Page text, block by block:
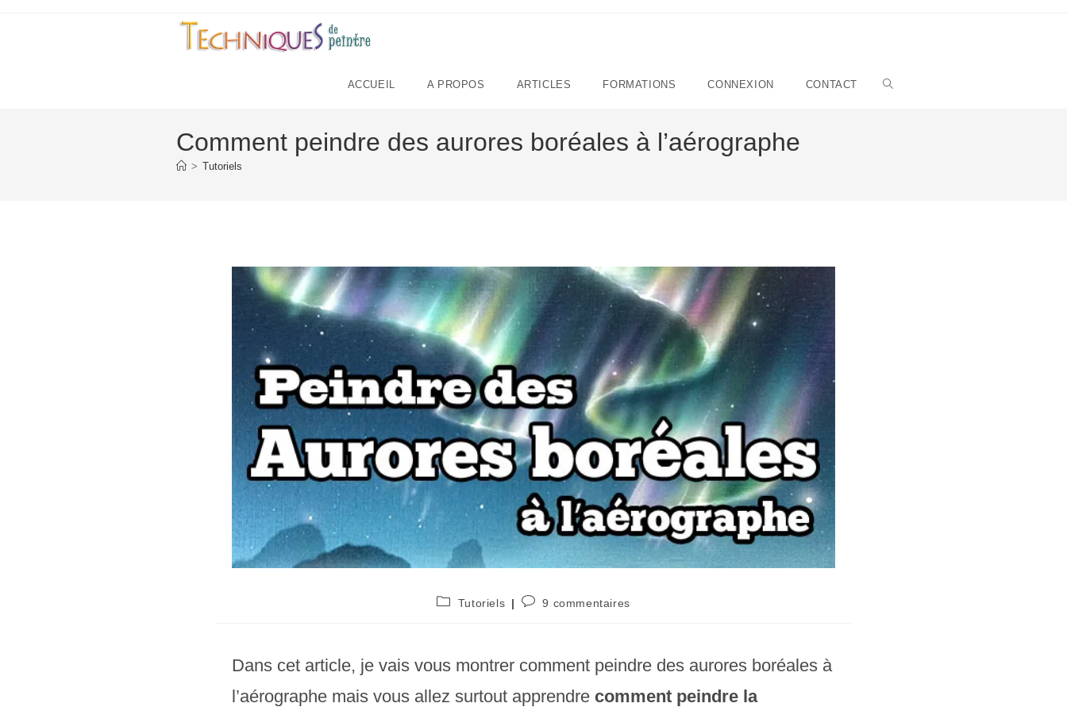
ACCUEIL A PROPOS ARTICLES FORMATIONS CONNEXION CONTACT Toggle
Comment peindre des aurores boréales à l’aérographe
> Tutoriels
PostTutoriels
Commentaires
9 commentaires
Dans cet article, je vais vous montrer comment peindre des aurores boréales à
l’aérographe mais vous allez surtout apprendre comment peindre la